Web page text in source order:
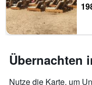
Übernachten
Nutze die Karte, um